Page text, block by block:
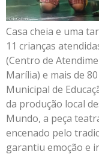
Casa cheia e uma
11 crianças
(Centro de
Marília) e mais de
Municipal de
da produção local
Mundo, a peça
encenado pelo
garantiu emoção e